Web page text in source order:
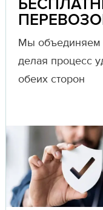
Мы объединяем
делая процесс
обеих сторон